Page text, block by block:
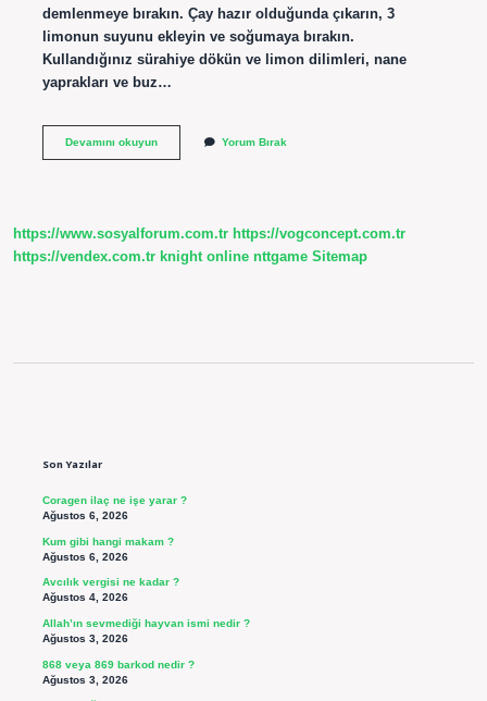
demlenmeye bırakın. Çay hazır olduğunda çıkarın, 3
limonun suyunu ekleyin ve soğumaya bırakın.
Kullandığınız sürahiye dökün ve limon dilimleri, nane
yaprakları ve buz…
Devamını okuyunElmalı
Yorum Bırak
https://www.sosyalforum.com.tr https://vogconcept.com.tr
https://vendex.com.tr knight online nttgame Sitemap
Son Yazılar
Coragen ilaç ne işe yarar ?
Ağustos 6, 2026
Kum gibi hangi makam ?
Ağustos 6, 2026
Avcılık vergisi ne kadar ?
Ağustos 4, 2026
Allah’ın sevmediği hayvan ismi nedir ?
Ağustos 3, 2026
868 veya 869 barkod nedir ?
Ağustos 3, 2026